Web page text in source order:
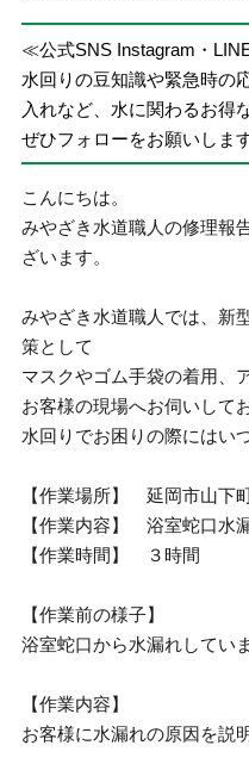
≪公式SNS Instagram・
水回りの豆知識や緊急時の
入れなど、水に関わるお得
ぜひフォローをお願いしま
こんにちは。
みやざき水道職人の修理報
ざいます。
みやざき水道職人では、新
策として
マスクやゴム手袋の着用、
お客様の現場へお伺いして
水回りでお困りの際にはい
【作業場所】 延岡市山下
【作業内容】 浴室蛇口水
【作業時間】 ３時間
【作業前の様子】
浴室蛇口から水漏れしてい
【作業内容】
お客様に水漏れの原因を説